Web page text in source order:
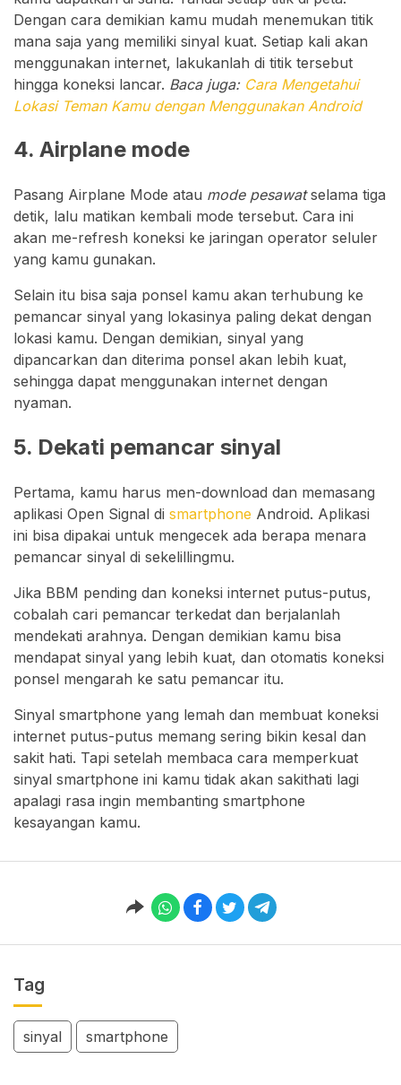
Dengan cara demikian kamu mudah menemukan titik
mana saja yang memiliki sinyal kuat. Setiap kali akan
menggunakan internet, lakukanlah di titik tersebut
hingga koneksi lancar. Baca juga: Cara Mengetahui
Lokasi Teman Kamu dengan Menggunakan Android
4. Airplane mode
Pasang Airplane Mode atau mode pesawatselama tiga
detik, lalu matikan kembali mode tersebut. Cara ini
akan me-refresh koneksi ke jaringan operator seluler
yang kamu gunakan.
Selain itu bisa saja ponsel kamu akan terhubung ke
pemancar sinyal yang lokasinya paling dekat dengan
lokasi kamu. Dengan demikian, sinyal yang
dipancarkan dan diterima ponsel akan lebih kuat,
sehingga dapat menggunakan internet dengan
nyaman.
5. Dekati pemancar sinyal
Pertama, kamu harus men-download dan memasang
aplikasi Open Signal di smartphone Android. Aplikasi
ini bisa dipakai untuk mengecek ada berapa menara
pemancar sinyal di sekelillingmu.
Jika BBM pending dan koneksi internet putus-putus,
cobalah cari pemancar terkedat dan berjalanlah
mendekati arahnya. Dengan demikian kamu bisa
mendapat sinyal yang lebih kuat, dan otomatis koneksi
ponsel mengarah ke satu pemancar itu.
Sinyal smartphone yang lemah dan membuat koneksi
internet putus-putus memang sering bikin kesal dan
sakit hati. Tapi setelah membaca cara memperkuat
sinyal smartphone ini kamu tidak akan sakithati lagi
apalagi rasa ingin membanting smartphone
kesayangan kamu.
Tag
sinyal smartphone